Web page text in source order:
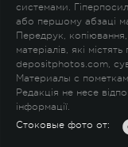
системами.
або першому абзаці
Передрук,
матеріалів, які
depositphotos.com,
Материалы с
Редакція не несе
інформації.
Стоковые фото от: